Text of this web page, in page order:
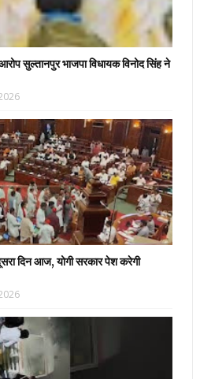
सुल्तानपुर भाजपा विधायक विनोद सिंह ने
दिन आज, योगी सरकार पेश करेगी